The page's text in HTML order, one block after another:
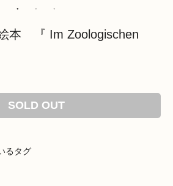
本 『 Im Zoologischen
SOLD OUT
るタグ